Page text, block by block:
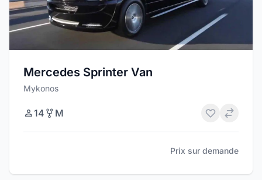
Mercedes Sprinter Van
Mykonos
14 M
Prix sur demande